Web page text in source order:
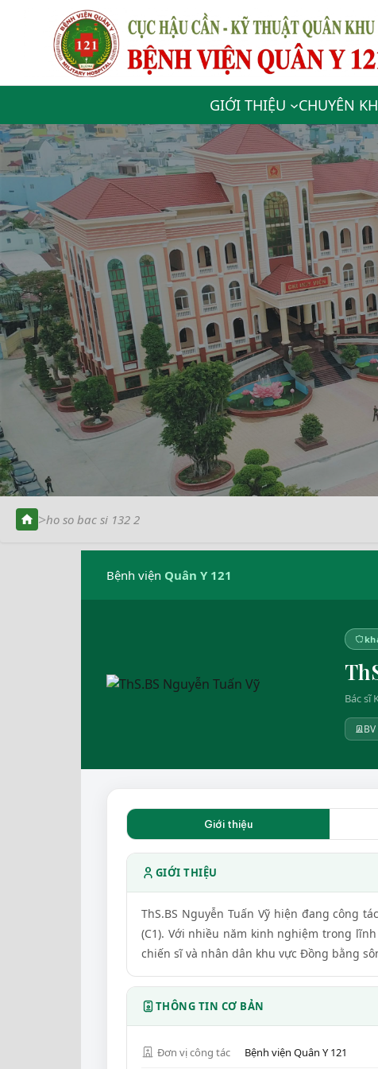
GIỚI THIỆU CHUYÊN
>ho so bac si 132 2
Bệnh viện Quân Y 121
Bác sĩ
Giới thiệu
GIỚI THIỆU
ThS.BS Nguyễn Tuấn Vỹ hiện đang công
(C1). Với nhiều năm kinh nghiệm trong
chiến sĩ và nhân dân khu vực Đồng bằng
THÔNG TIN CƠ BẢN
Đơn vị công tác Bệnh viện Quân Y 121